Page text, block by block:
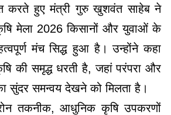
करते हुए मंत्री गुरु खुशवंत साहेब ने
मेला 2026 किसानों और युवाओं के
मंच सिद्ध हुआ है। उन्होंने कहा
की समृद्ध धरती है, जहां परंपरा और
समन्वय देखने को मिलता है।
तकनीक, आधुनिक कृषि उपकरणों